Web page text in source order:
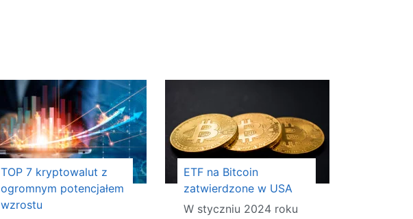
TOP 7 kryptowalut z
ogromnym potencjałem
wzrostu
ETF na Bitcoin
zatwierdzone w USA
W styczniu 2024 roku